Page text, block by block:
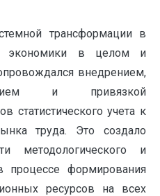
трансформации в
экономики в целом и
внедрением,
и привязкой
статистического учета к
труда. Это создало
методологического и
процессе формирования
ресурсов на всех